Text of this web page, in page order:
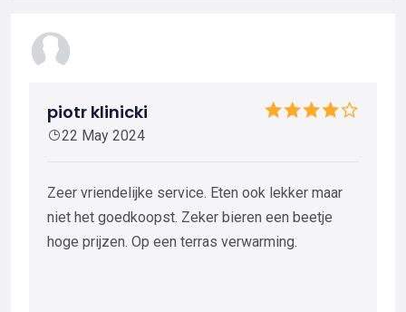
piotr klinicki
22 May 2024
Zeer vriendelijke service. Eten ook lekker maar
niet het goedkoopst. Zeker bieren een beetje
hoge prijzen. Op een terras verwarming.